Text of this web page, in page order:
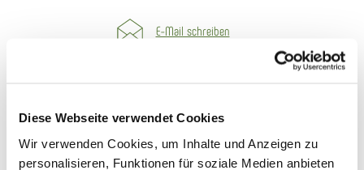
Diese Webseite verwendet Cookies
Wir verwenden Cookies, um Inhalte und Anzeigen zu
personalisieren, Funktionen für soziale Medien anbieten
E-Mail schreiben
Anreise planen